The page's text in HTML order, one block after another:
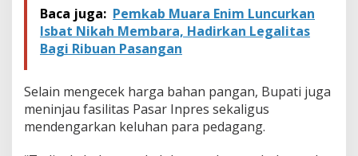
Baca juga: Pemkab Muara Enim Luncurkan
Isbat Nikah Membara, Hadirkan Legalitas
Bagi Ribuan Pasangan
Selain mengecek harga bahan pangan, Bupati juga
meninjau fasilitas Pasar Inpres sekaligus
mendengarkan keluhan para pedagang.